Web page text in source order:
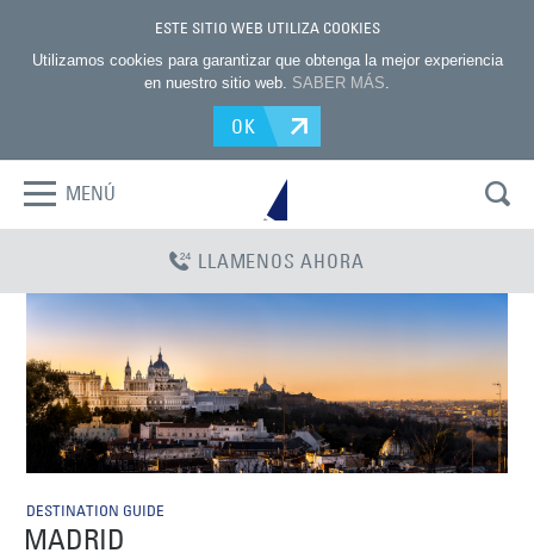
ESTE SITIO WEB UTILIZA COOKIES
Utilizamos cookies para garantizar que obtenga la mejor experiencia
en nuestro sitio web. SABER MÁS.
OK
MENÚ
LLAMENOS AHORA
DESTINATION GUIDE
MADRID